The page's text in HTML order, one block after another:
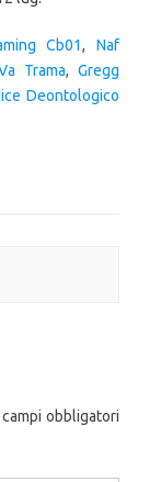
Cb01,Naf
Trama,Gregg
Deontologico
campi obbligatori